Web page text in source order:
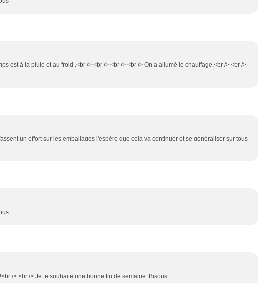
est à la pluie et au froid .<br /> <br /> <br /> <br /> On a allumé le chauffage.<br /> <br />
un effort sur les emballages j'espère que cela va continuer et se généraliser sur tous
/> <br /> Je te souhaite une bonne fin de semaine. Bisous